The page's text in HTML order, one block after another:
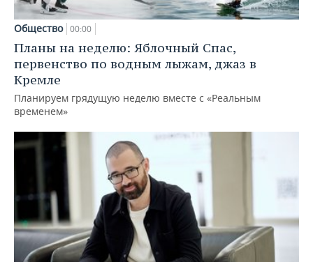
Общество 00:00
Планы на неделю: Яблочный Спас,
первенство по водным лыжам, джаз в
Кремле
Планируем грядущую неделю вместе с «Реальным
временем»